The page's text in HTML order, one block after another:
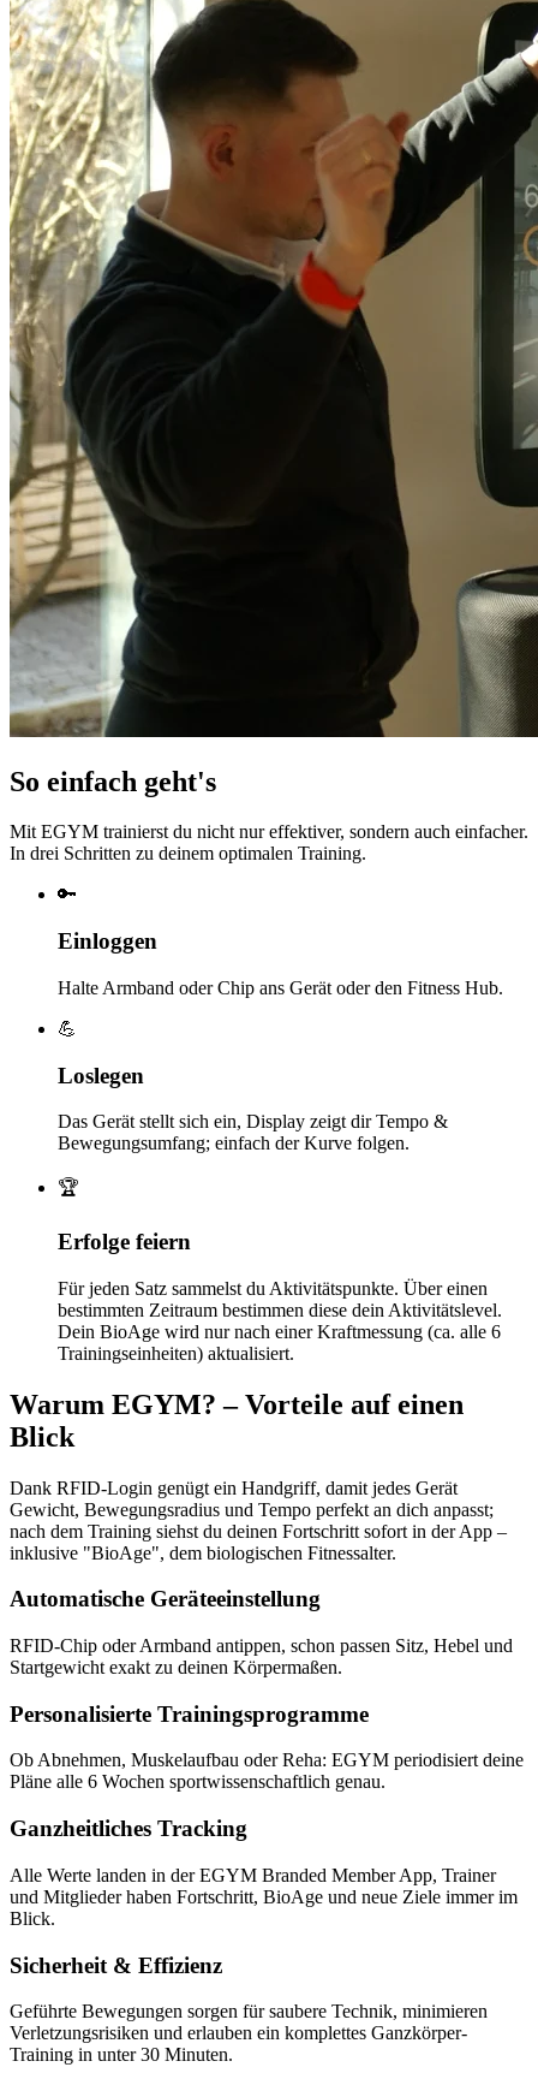
So einfach geht's
Mit EGYM trainierst du nicht nur effektiver, sondern auch einfacher.
In drei Schritten zu deinem optimalen Training.
🔑
Einloggen
Halte Armband oder Chip ans Gerät oder den Fitness Hub.
💪
Loslegen
Das Gerät stellt sich ein, Display zeigt dir Tempo &
Bewegungsumfang; einfach der Kurve folgen.
🏆
Erfolge feiern
Für jeden Satz sammelst du Aktivitätspunkte. Über einen
bestimmten Zeitraum bestimmen diese dein Aktivitätslevel.
Dein BioAge wird nur nach einer Kraftmessung (ca. alle 6
Trainingseinheiten) aktualisiert.
Warum EGYM? – Vorteile auf einen
Blick
Dank RFID-Login genügt ein Handgriff, damit jedes Gerät
Gewicht, Bewegungsradius und Tempo perfekt an dich anpasst;
nach dem Training siehst du deinen Fortschritt sofort in der App –
inklusive "BioAge", dem biologischen Fitnessalter.
Automatische Geräteeinstellung
RFID-Chip oder Armband antippen, schon passen Sitz, Hebel und
Startgewicht exakt zu deinen Körpermaßen.
Personalisierte Trainingsprogramme
Ob Abnehmen, Muskelaufbau oder Reha: EGYM periodisiert deine
Pläne alle 6 Wochen sportwissenschaftlich genau.
Ganzheitliches Tracking
Alle Werte landen in der EGYM Branded Member App, Trainer
und Mitglieder haben Fortschritt, BioAge und neue Ziele immer im
Blick.
Sicherheit & Effizienz
Geführte Bewegungen sorgen für saubere Technik, minimieren
Verletzungsrisiken und erlauben ein komplettes Ganzkörper-
Training in unter 30 Minuten.